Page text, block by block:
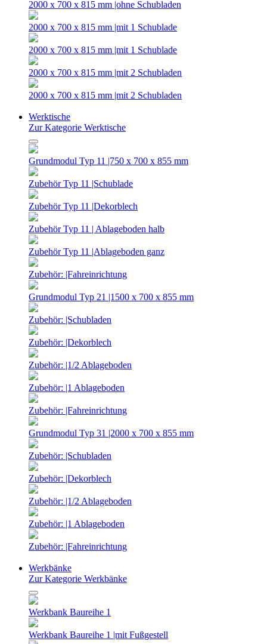
2000 x 700 x 815 mm |ohne Schubladen
2000 x 700 x 815 mm |mit 1 Schublade
2000 x 700 x 815 mm |mit 1 Schublade
2000 x 700 x 815 mm |mit 2 Schubladen
2000 x 700 x 815 mm |mit 2 Schubladen
Werktische
Zur Kategorie Werktische
Grundmodul Typ 11 |750 x 700 x 855 mm
Zubehör Typ 11 |Schublade
Zubehör Typ 11 |Dekorblech
Zubehör Typ 11 | Ablageboden halb
Zubehör Typ 11 |Ablageboden ganz
Zubehör: |Fahreinrichtung
Grundmodul Typ 21 |1500 x 700 x 855 mm
Zubehör: |Schubladen
Zubehör: |Dekorblech
Zubehör: |1/2 Ablageboden
Zubehör: |1 Ablageboden
Zubehör: |Fahreinrichtung
Grundmodul Typ 31 |2000 x 700 x 855 mm
Zubehör: |Schubladen
Zubehör: |Dekorblech
Zubehör: |1/2 Ablageboden
Zubehör: |1 Ablageboden
Zubehör: |Fahreinrichtung
Werkbänke
Zur Kategorie Werkbänke
Werkbank Baureihe 1
Werkbank Baureihe 1 |mit Fußgestell